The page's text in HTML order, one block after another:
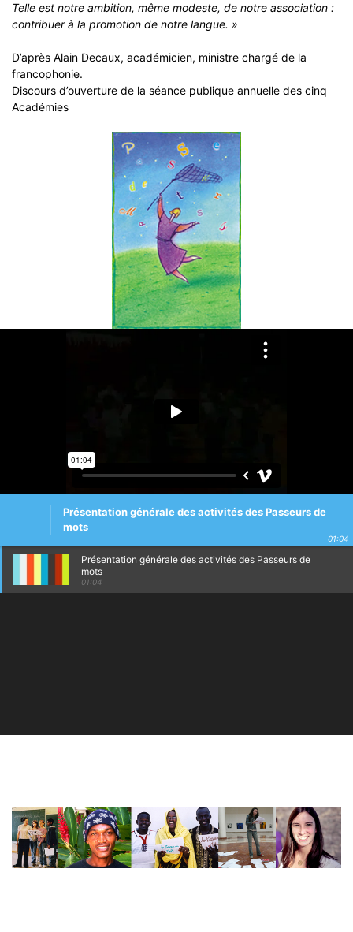
Telle est notre ambition, même modeste, de notre association :
contribuer à la promotion de notre langue. »
D’après Alain Decaux, académicien, ministre chargé de la
francophonie.
Discours d’ouverture de la séance publique annuelle des cinq
Académies
Présentation générale des activités des Passeurs de
mots
01:04
Présentation générale des activités des Passeurs de
mots
01:04